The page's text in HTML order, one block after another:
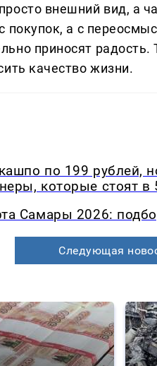
внешний вид, а
покупок, а с
приносят
качество жизни.
по 199 рублей,
которые стоят в
Самары 2026:
Следующая